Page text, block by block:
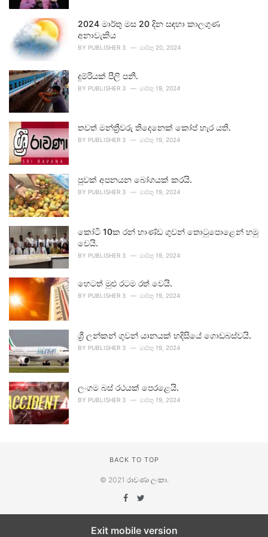
2024 මාර්තු මස 20 දින සඳහා කාලගුණ
අනාවැකිය
BY PUBLISHER 3 මාර්තු 20, 2024
දුම්රියක් පීලි පනී.
BY PUBLISHER 3 මාර්තු 19, 2024
තවත් මන්ත්‍රීවරු තිදෙනෙක් කෝප් හැර යති.
BY PUBLISHER 3 මාර්තු 19, 2024
පුවක් අපනයන බෝගයක් කරයි.
BY PUBLISHER 3 මාර්තු 19, 2024
කෝටි 10ක රන් භාණ්ඩ ගුවන් තොටුපොළෙන් හමු
වෙයි.
BY PUBLISHER 3 මාර්තු 19, 2024
හෙටත් මුළු රටම රත් වෙයි.
BY PUBLISHER 3 මාර්තු 19, 2024
ශ්‍රී ලන්කන් ගුවන් යානයක් හදිසියේ ගොඩබස්වයි.
BY PUBLISHER 3 මාර්තු 19, 2024
ලංගම බස් රථයක් පෙරළෙයි.
BY PUBLISHER 3 මාර්තු 19, 2024
BACK TO TOP
© 2021 රාවණා ලංකා.
Exit mobile version